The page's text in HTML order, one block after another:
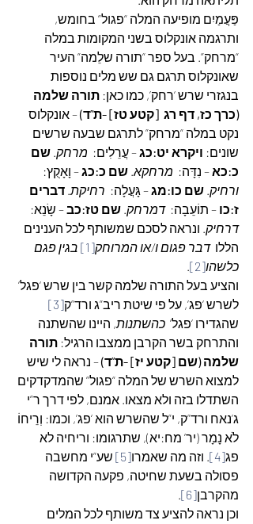
פַּעֲמַיִם מופיעה המלה “פגול” בחומש,
ותרגמה אונקלוס בשני המקומות במלה
“מרחק”. בעל ספר “תורה שלֵמה” העיר
שאונקלוס תרגם גם שש מלים נוספות
בנגזרי שרש ‘רחק’, כמו כאן: תורה שלמה
(כרך כז, דף רג  [קטע טז] -ת”ד) – אונקלוס
נקט במלה “מרחק” לתרגם שבעה שרשים
שונים: ויקרא יט:כג – עֲרֵלִים: מרחק. שם
כ:כא – נִדָּה: מרחקא. שם כ:כג – וָאָקֻץ:
ורחיק. שם כו:מג – גָּעֲלָה: רחיקת. דברים
ז:כו – תוֹעֵבָה: דמרחק. שם טז:כב – שָׂנֵא:
דרחיק. ונראה לסכם שמשותף לכל הענינים
הללו דבר פגום ו/או המרוחק[1]
בגין פגם
כלשהו[2]
.
והציע בעל התורה שלמה קשר בין שרש ‘פגל’
לשרש ‘פג’, על פי שיטת ריב”ג ורד”ק[3]
שהגדירו ‘פגל’ כהשתנות, היינו שהשתנה
והתרחק בשר הקרבן ממצבו הרגיל: תורה
שלמה (שם [קטע יז] -ת”ד) – נראה לי שיש
למצוא השרש של המלה “פגול” שהמדקדקים
השתדלו בזה ולא מצאו. אמנם, לפי דרך ר”י
ג’נאח ורד”ק, י”ל שהשרש הוא ‘פג’, וכמו: וְרֵיחוֹ
לֹא נָמָר (יר’ מח:יא), שתרגומו: וריחיה לא
פג[4] . וזה מה שאמרו[5]
שע”י מחשבה
פסולה בשעת שחיטה, פקעה הקדושה
מהקרבן[6]
.
וכן נראה להציע צד משותף לכל המלים